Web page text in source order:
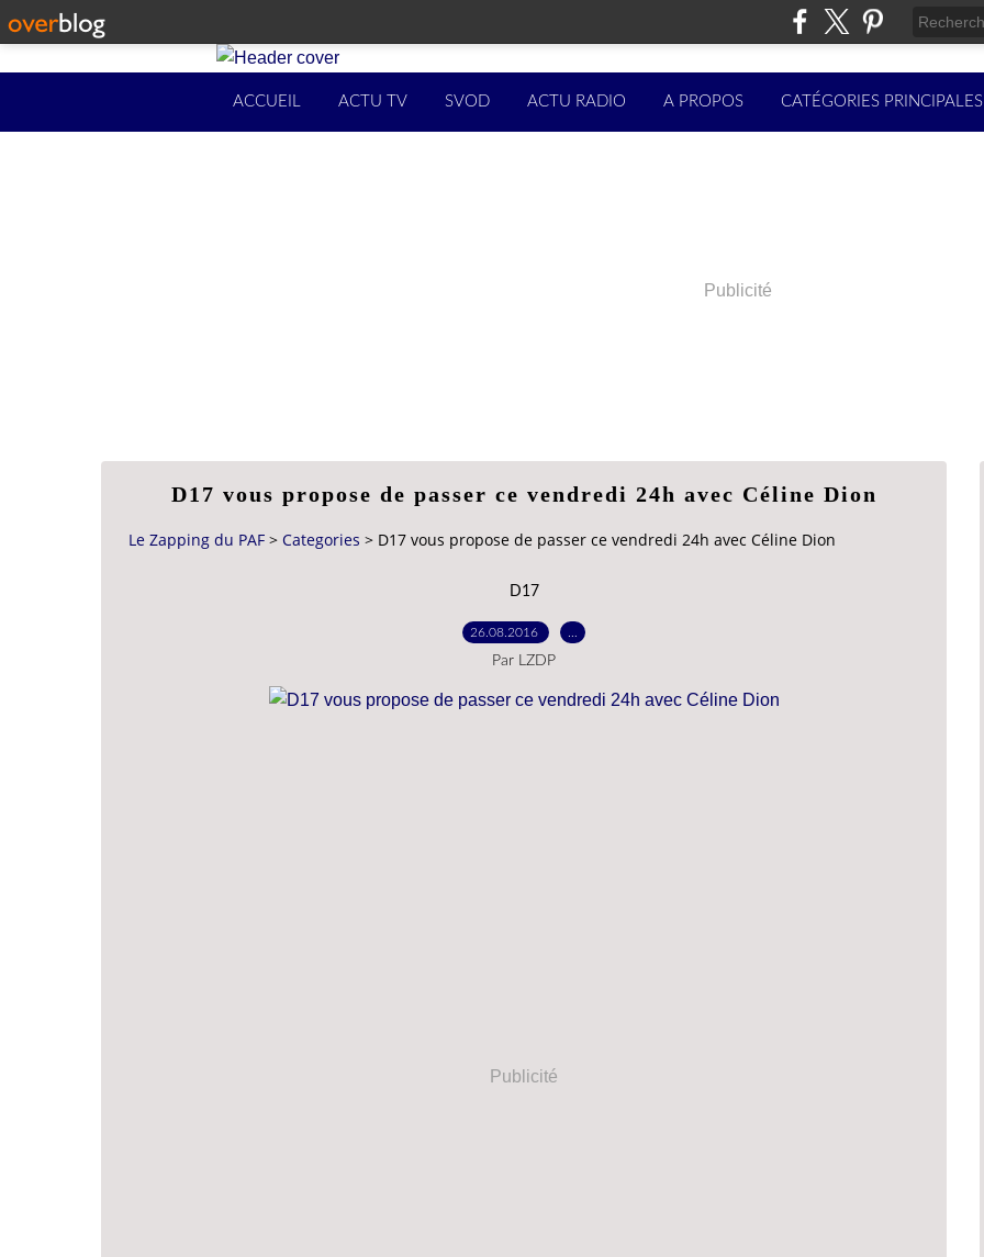
ACCUEIL ACTU TV SVOD ACTU RADIO A PROPOS CATÉGORIES PRINCIPALES
Publicité
D17 vous propose de passer ce vendredi 24h avec Céline Dion
Le Zapping du PAF > Categories > D17 vous propose de passer ce vendredi 24h avec Céline Dion
D17
26.08.2016
Par LZDP
Publicité